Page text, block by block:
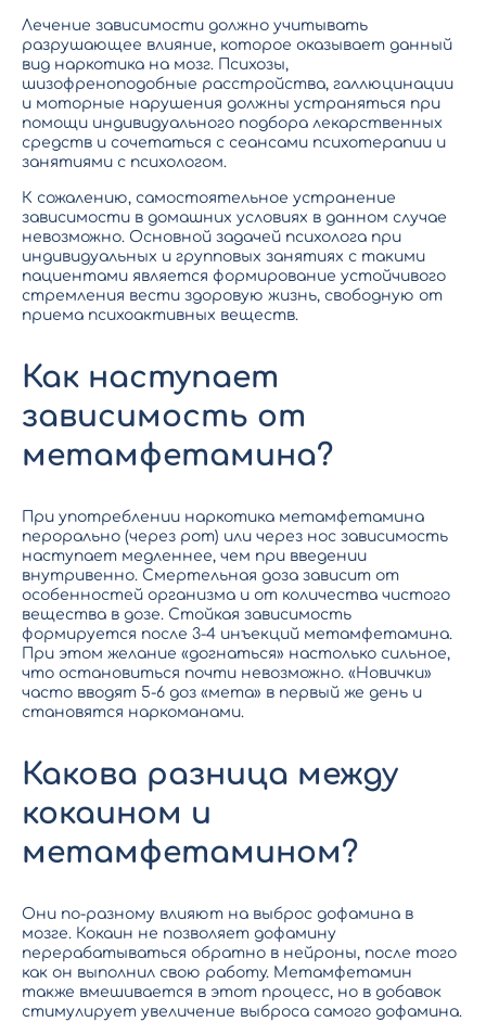
Лечение зависимости должно учитывать
разрушающее влияние, которое оказывает данный
вид наркотика на мозг. Психозы,
шизофреноподобные расстройства, галлюцинации
и моторные нарушения должны устраняться при
помощи индивидуального подбора лекарственных
средств и сочетаться с сеансами психотерапии и
занятиями с психологом.
К сожалению, самостоятельное устранение
зависимости в домашних условиях в данном случае
невозможно. Основной задачей психолога при
индивидуальных и групповых занятиях с такими
пациентами является формирование устойчивого
стремления вести здоровую жизнь, свободную от
приема психоактивных веществ.
Как наступает
зависимость от
метамфетамина?
При употреблении наркотика метамфетамина
перорально (через рот) или через нос зависимость
наступает медленнее, чем при введении
внутривенно. Смертельная доза зависит от
особенностей организма и от количества чистого
вещества в дозе. Стойкая зависимость
формируется после 3-4 инъекций метамфетамина.
При этом желание «догнаться» настолько сильное,
что остановиться почти невозможно. «Новички»
часто вводят 5-6 доз «мета» в первый же день и
становятся наркоманами.
Какова разница между
кокаином и
метамфетамином?
Они по-разному влияют на выброс дофамина в
мозге. Кокаин не позволяет дофамину
перерабатываться обратно в нейроны, после того
как он выполнил свою работу. Метамфетамин
также вмешивается в этот процесс, но в добавок
стимулирует увеличение выброса самого дофамина.